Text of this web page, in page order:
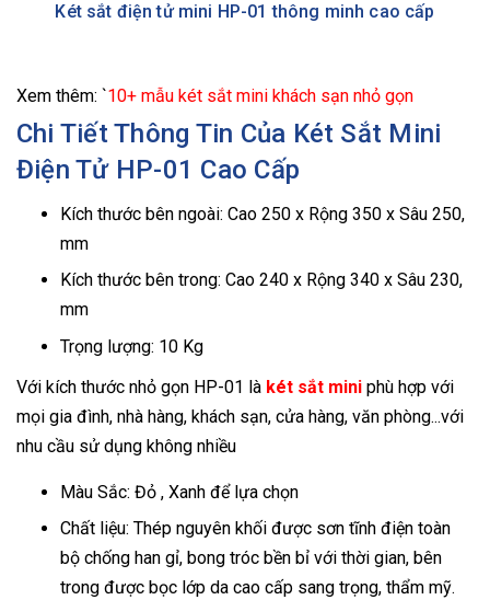
Két sắt điện tử mini HP-01 thông minh cao cấp
Xem thêm: `10+ mẫu két sắt mini khách sạn nhỏ gọn
Chi Tiết Thông Tin Của Két Sắt Mini
Điện Tử HP-01 Cao Cấp
Kích thước bên ngoài: Cao 250 x Rộng 350 x Sâu 250,
mm
Kích thước bên trong: Cao 240 x Rộng 340 x Sâu 230,
mm
Trọng lượng: 10 Kg
Với kích thước nhỏ gọn HP-01 là két sắt mini phù hợp với
mọi gia đình, nhà hàng, khách sạn, cửa hàng, văn phòng...với
nhu cầu sử dụng không nhiều
Màu Sắc: Đỏ , Xanh để lựa chọn
Chất liệu: Thép nguyên khối được sơn tĩnh điện toàn
bộ chống han gỉ, bong tróc bền bỉ với thời gian, bên
trong được bọc lớp da cao cấp sang trọng, thẩm mỹ.